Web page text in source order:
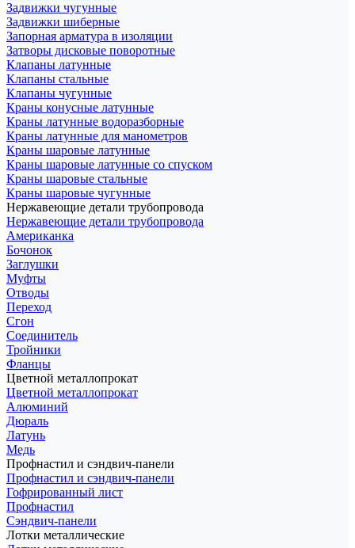
Задвижки чугунные
Задвижки шиберные
Запорная арматура в изоляции
Затворы дисковые поворотные
Клапаны латунные
Клапаны стальные
Клапаны чугунные
Краны конусные латунные
Краны латунные водоразборные
Краны латунные для манометров
Краны шаровые латунные
Краны шаровые латунные со спуском
Краны шаровые стальные
Краны шаровые чугунные
Нержавеющие детали трубопровода
Нержавеющие детали трубопровода
Американка
Бочонок
Заглушки
Муфты
Отводы
Переход
Сгон
Соединитель
Тройники
Фланцы
Цветной металлопрокат
Цветной металлопрокат
Алюминий
Дюраль
Латунь
Медь
Профнастил и сэндвич-панели
Профнастил и сэндвич-панели
Гофрированный лист
Профнастил
Сэндвич-панели
Лотки металлические